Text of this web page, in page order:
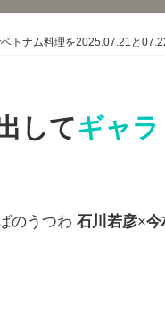
トナム料理を2025.07.21と
してギャラ
のうつわ 石川若彦×今